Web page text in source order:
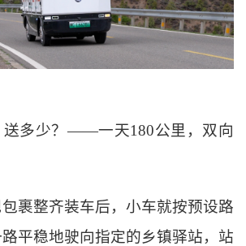
送多少？——一天180公里，双向
裹整齐装车后，小车就按预设路
平稳地驶向指定的乡镇驿站，站